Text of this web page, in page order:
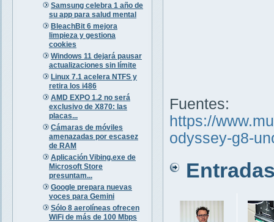
Samsung celebra 1 año de
su app para salud mental
BleachBit 6 mejora
limpieza y gestiona
cookies
Windows 11 dejará pausar
actualizaciones sin límite
Linux 7.1 acelera NTFS y
retira los i486
AMD EXPO 1.2 no será
exclusivo de X870: las
placas...
Cámaras de móviles
amenazadas por escasez
de RAM
Aplicación Vibing.exe de
Microsoft Store
presuntam...
Google prepara nuevas
voces para Gemini
Sólo 8 aerolíneas ofrecen
WiFi de más de 100 Mbps
Fuentes:
https://
odyssey-g8-
Entradas